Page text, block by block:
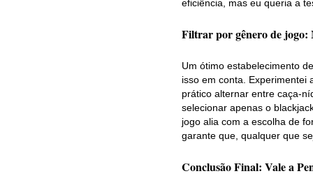
eficiência, mas eu queria a
Filtrar por gênero de jogo:
Um ótimo estabelecimento
isso em conta. Experimentei
prático alternar entre caça-
selecionar apenas o
jogo alia com a escolha de
garante que, qualquer que
Conclusão Final: Vale a